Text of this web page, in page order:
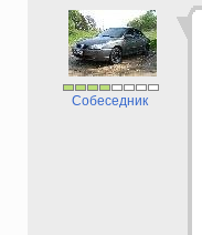
Собеседник